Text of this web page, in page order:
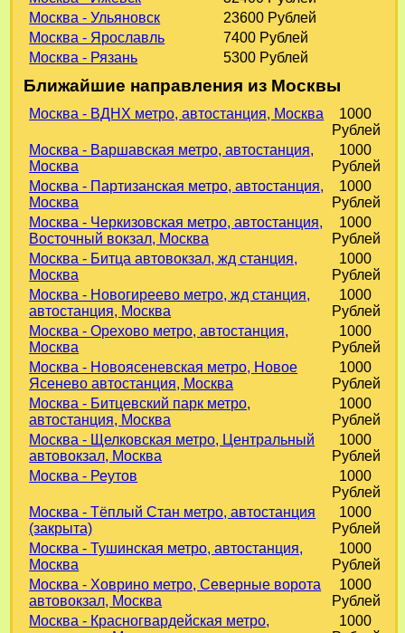
Москва - Ульяновск
23600 Рублей
Москва - Ярославль
7400 Рублей
Москва - Рязань
5300 Рублей
Ближайшие направления из Москвы
Москва - ВДНХ метро, автостанция, Москва
1000
Рублей
Москва - Варшавская метро, автостанция,
Москва
1000
Рублей
Москва - Партизанская метро, автостанция,
Москва
1000
Рублей
Москва - Черкизовская метро, автостанция,
Восточный вокзал, Москва
1000
Рублей
Москва - Битца автовокзал, жд станция,
Москва
1000
Рублей
Москва - Новогиреево метро, жд станция,
автостанция, Москва
1000
Рублей
Москва - Орехово метро, автостанция,
Москва
1000
Рублей
Москва - Новоясеневская метро, Новое
Ясенево автостанция, Москва
1000
Рублей
Москва - Битцевский парк метро,
автостанция, Москва
1000
Рублей
Москва - Щелковская метро, Центральный
автовокзал, Москва
1000
Рублей
Москва - Реутов
1000
Рублей
Москва - Тёплый Стан метро, автостанция
(закрыта)
1000
Рублей
Москва - Тушинская метро, автостанция,
Москва
1000
Рублей
Москва - Ховрино метро, Северные ворота
автовокзал, Москва
1000
Рублей
Москва - Красногвардейская метро,
1000